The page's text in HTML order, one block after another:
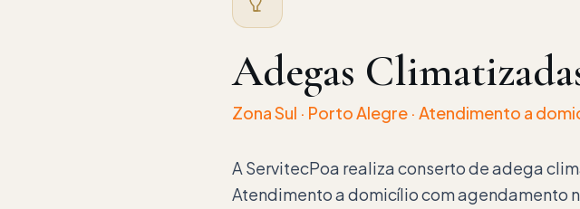
Adegas
Zona Sul · Porto Alegre · Atendimento a
A ServitecPoa realiza conserto de adega
Atendimento a domicílio com agendamento